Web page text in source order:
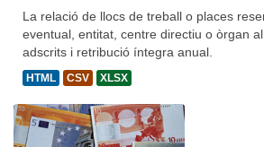
La relació de llocs de treball o places
eventual, entitat, centre directiu o òrgan
adscrits i retribució íntegra anual.
HTML CSV XLSX